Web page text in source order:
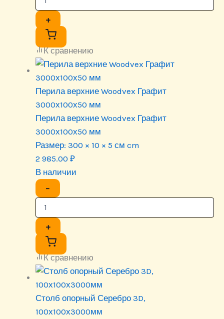
+
К сравнению
Перила верхние Woodvex Графит
3000х100х50 мм
Перила верхние Woodvex Графит
3000х100х50 мм
Размер: 300 × 10 × 5 см cm
2 985.00 ₽
В наличии
−
+
К сравнению
Столб опорный Серебро 3D,
100х100х3000мм